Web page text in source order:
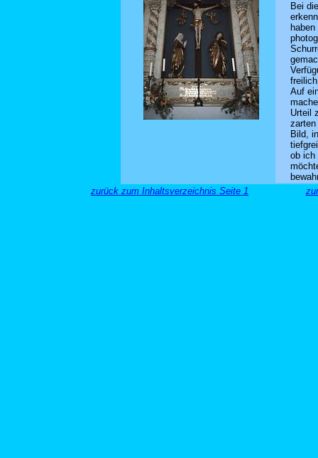
Bei
Auf
Urteil
Bild,
ob ich
zurück zum Inhaltsverzeichnis Seite 1